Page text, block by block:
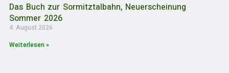
Das Buch zur Sormitztalbahn, Neuerscheinung
Sommer 2026
4. August 2026
Weiterlesen »